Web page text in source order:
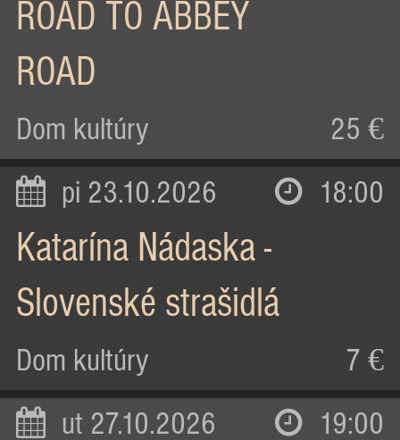
ROAD TO ABBEY
ROAD
Dom kultúry 25 €
pi 23.10.2026 18:00
Katarína Nádaska -
Slovenské strašidlá
Dom kultúry 7 €
ut 27.10.2026 19:00